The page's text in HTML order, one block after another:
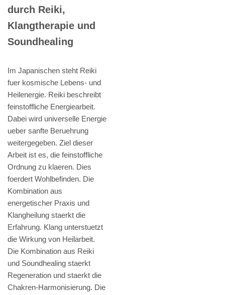
durch Reiki,
Klangtherapie und
Soundhealing
Im Japanischen steht Reiki
fuer kosmische Lebens- und
Heilenergie. Reiki beschreibt
feinstoffliche Energiearbeit.
Dabei wird universelle Energie
ueber sanfte Beruehrung
weitergegeben. Ziel dieser
Arbeit ist es, die feinstoffliche
Ordnung zu klaeren. Dies
foerdert Wohlbefinden. Die
Kombination aus
energetischer Praxis und
Klangheilung staerkt die
Erfahrung. Klang unterstuetzt
die Wirkung von Heilarbeit.
Die Kombination aus Reiki
und Soundhealing staerkt
Regeneration und staerkt die
Chakren-Harmonisierung. Die